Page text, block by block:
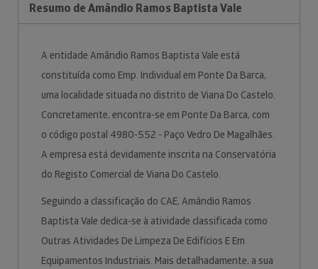
Resumo de Amândio Ramos Baptista Vale
A entidade Amândio Ramos Baptista Vale está
constituída como Emp. Individual em Ponte Da Barca,
uma localidade situada no distrito de Viana Do Castelo.
Concretamente, encontra-se em Ponte Da Barca, com
o código postal 4980-552 - Paço Vedro De Magalhães.
A empresa está devidamente inscrita na Conservatória
do Registo Comercial de Viana Do Castelo.
Seguindo a classificação do CAE, Amândio Ramos
Baptista Vale dedica-se à atividade classificada como
Outras Atividades De Limpeza De Edifícios E Em
Equipamentos Industriais. Mais detalhadamente, a sua